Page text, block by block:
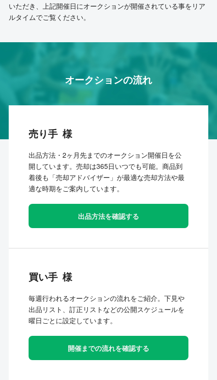
いただき、上記開催日にオークションが開催されている事をリア
ルタイムでご覧ください。
オークションの流れ
売り手
出品方法・2ヶ月先までのオークション開催日を公
開しています。売却は365日いつでも可能。商品到
着後も「売却アドバイザー」が最適な売却方法や最
適な時期をご案内しています。
出品方法を確認する
買い手
毎週行われるオークションの流れをご紹介。下見や
出品リスト、訂正リストなどの公開スケジュールを
曜日ごとに設定しています。
開催までの流れを確認する